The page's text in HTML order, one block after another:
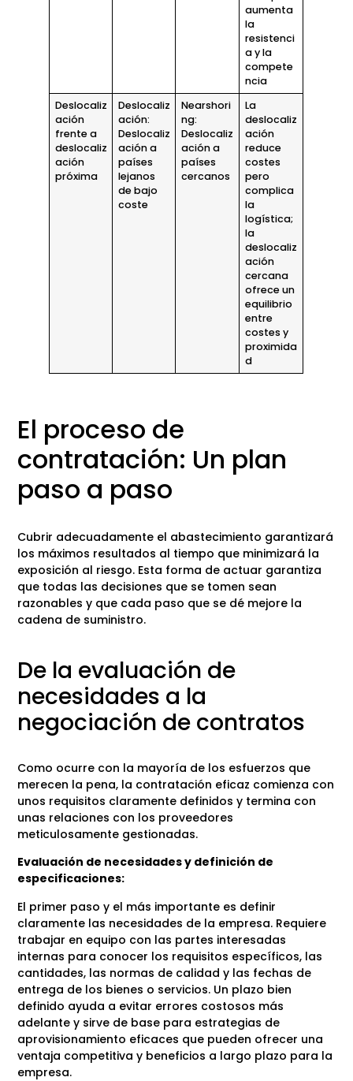
aumenta
la
resistenci
a y la
compete
ncia
Deslocaliz
ación
frente a
deslocaliz
ación
próxima
Deslocaliz
ación:
Deslocaliz
ación a
países
lejanos
de bajo
coste
Nearshori
ng:
Deslocaliz
ación a
países
cercanos
La
deslocaliz
ación
reduce
costes
pero
complica
la
logística;
la
deslocaliz
ación
cercana
ofrece un
equilibrio
entre
costes y
proximida
d
El proceso de
contratación: Un plan
paso a paso
Cubrir adecuadamente el abastecimiento garantizará
los máximos resultados al tiempo que minimizará la
exposición al riesgo. Esta forma de actuar garantiza
que todas las decisiones que se tomen sean
razonables y que cada paso que se dé mejore la
cadena de suministro.
De la evaluación de
necesidades a la
negociación de contratos
Como ocurre con la mayoría de los esfuerzos que
merecen la pena, la contratación eficaz comienza con
unos requisitos claramente definidos y termina con
unas relaciones con los proveedores
meticulosamente gestionadas.
Evaluación de necesidades y definición de
especificaciones:
El primer paso y el más importante es definir
claramente las necesidades de la empresa. Requiere
trabajar en equipo con las partes interesadas
internas para conocer los requisitos específicos, las
cantidades, las normas de calidad y las fechas de
entrega de los bienes o servicios. Un plazo bien
definido ayuda a evitar errores costosos más
adelante y sirve de base para estrategias de
aprovisionamiento eficaces que pueden ofrecer una
ventaja competitiva y beneficios a largo plazo para la
empresa.